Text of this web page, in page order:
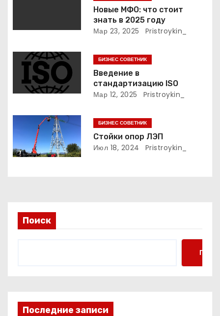
з
а
п
и
я
м
Новые МФО: что стоит
знать в 2025 году
Мар 23, 2025 Pristroykin_
БИЗНЕС СОВЕТНИК
Введение в
стандартизацию ISO
Мар 12, 2025 Pristroykin_
БИЗНЕС СОВЕТНИК
Стойки опор ЛЭП
Июл 18, 2024 Pristroykin_
Поиск
Поиск
Последние записи